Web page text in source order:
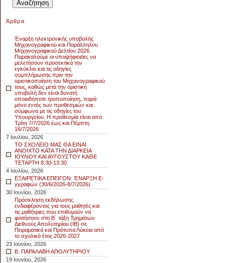
Άρθρα
Έναρξη ηλεκτρονικής υποβολής
Μηχανογραφικού και Παράλληλου
Μηχανογραφικού Δελτίου 2026.
Παρακαλούμε οι υποψήφιοι/ιες να
μελετήσουν προσεκτικά την
εγκύκλιο και τις οδηγίες
συμπλήρωσης πριν την
οριστικοποίηση του Μηχανογραφικού
τους, καθώς μετά την οριστική
υποβολή δεν είναι δυνατή
οποιαδήποτε τροποποίηση, παρά
μόνο εντός των προθεσμιών και
σύμφωνα με τις οδηγίες του
Υπουργείου. Η προθεσμία είναι από
Τρίτη 7/7/2026 έως και Πέμπτη
16/7/2026
7 Ιουλίου, 2026
ΤΟ ΣΧΟΛΕΙΟ ΜΑΣ ΘΑ ΕΙΝΑΙ
ΑΝΟΙΧΤΟ ΚΑΤΑ ΤΗΝ ΔΙΑΡΚΕΙΑ
ΙΟΥΛΙΟΥ ΚΑΙ ΑΥΓΟΥΣΤΟΥ ΚΑΘΕ
ΤΕΤΑΡΤΗ 8:30-13:30
4 Ιουλίου, 2026
ΕΞΑΙΡΕΤΙΚΑ ΕΠΕΙΓΟΝ: ΈΝΑΡΞΗ E-
γγραφών (30/6/2026-8/7/2026)
30 Ιουνίου, 2026
Πρόσκληση εκδήλωσης
ενδιαφέροντος για τους μαθητές και
τις μαθήτριες που επιθυμούν να
φοιτήσουν στη Β΄ τάξη Τμημάτων
Διεθνούς Απολυτηρίου (IB) σε
Πειραματικά και Πρότυπα Λύκεια από
το σχολικό έτος 2026-2027
23 Ιουνίου, 2026
Β. ΠΑΡΑΛΑΒΗ ΑΠΟΛΥΤΗΡΙΟΥ
19 Ιουνίου, 2026